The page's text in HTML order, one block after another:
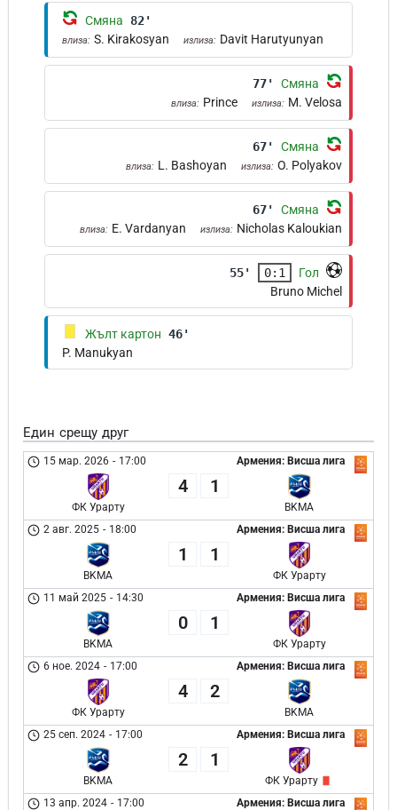
Смяна 82'
влиза: S. Kirakosyan излиза: Davit Harutyunyan
77' Смяна
влиза: Prince излиза: M. Velosa
67' Смяна
влиза: L. Bashoyan излиза: O. Polyakov
67' Смяна
влиза: E. Vardanyan излиза: Nicholas Kaloukian
55' 0:1
Гол
Bruno Michel
Жълт картон 46'
P. Manukyan
Един срещу друг
Армения: Висша лига
15 мар. 2026 - 17:00
ФК Урарту
4 1
BKMA
Армения: Висша лига
2 авг. 2025 - 18:00
BKMA
1 1
ФК Урарту
Армения: Висша лига
11 май 2025 - 14:30
BKMA
0 1
ФК Урарту
Армения: Висша лига
6 ное. 2024 - 17:00
ФК Урарту
4 2
BKMA
Армения: Висша лига
25 сеп. 2024 - 17:00
BKMA
2 1
ФК Урарту
Армения: Висша лига
13 апр. 2024 - 17:00